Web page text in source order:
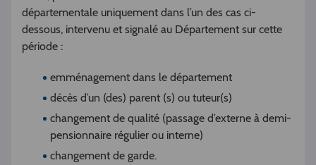
départementale uniquement dans l’un des cas ci-
dessous, intervenu et signalé au Département sur cette
période :
emménagement dans le département
décès d’un (des) parent (s) ou tuteur(s)
changement de qualité (passage d’externe à demi-
pensionnaire régulier ou interne)
changement de garde.